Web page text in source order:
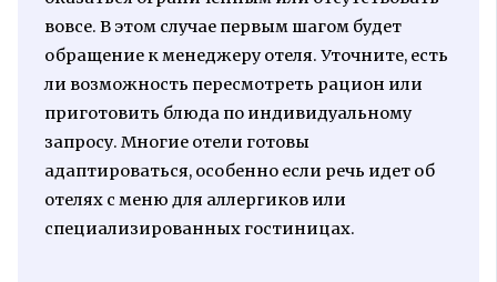
вовсе. В этом случае первым шагом будет
обращение к менеджеру отеля. Уточните, есть
ли возможность пересмотреть рацион или
приготовить блюда по индивидуальному
запросу. Многие отели готовы
адаптироваться, особенно если речь идет об
отелях с меню для аллергиков или
специализированных гостиницах.